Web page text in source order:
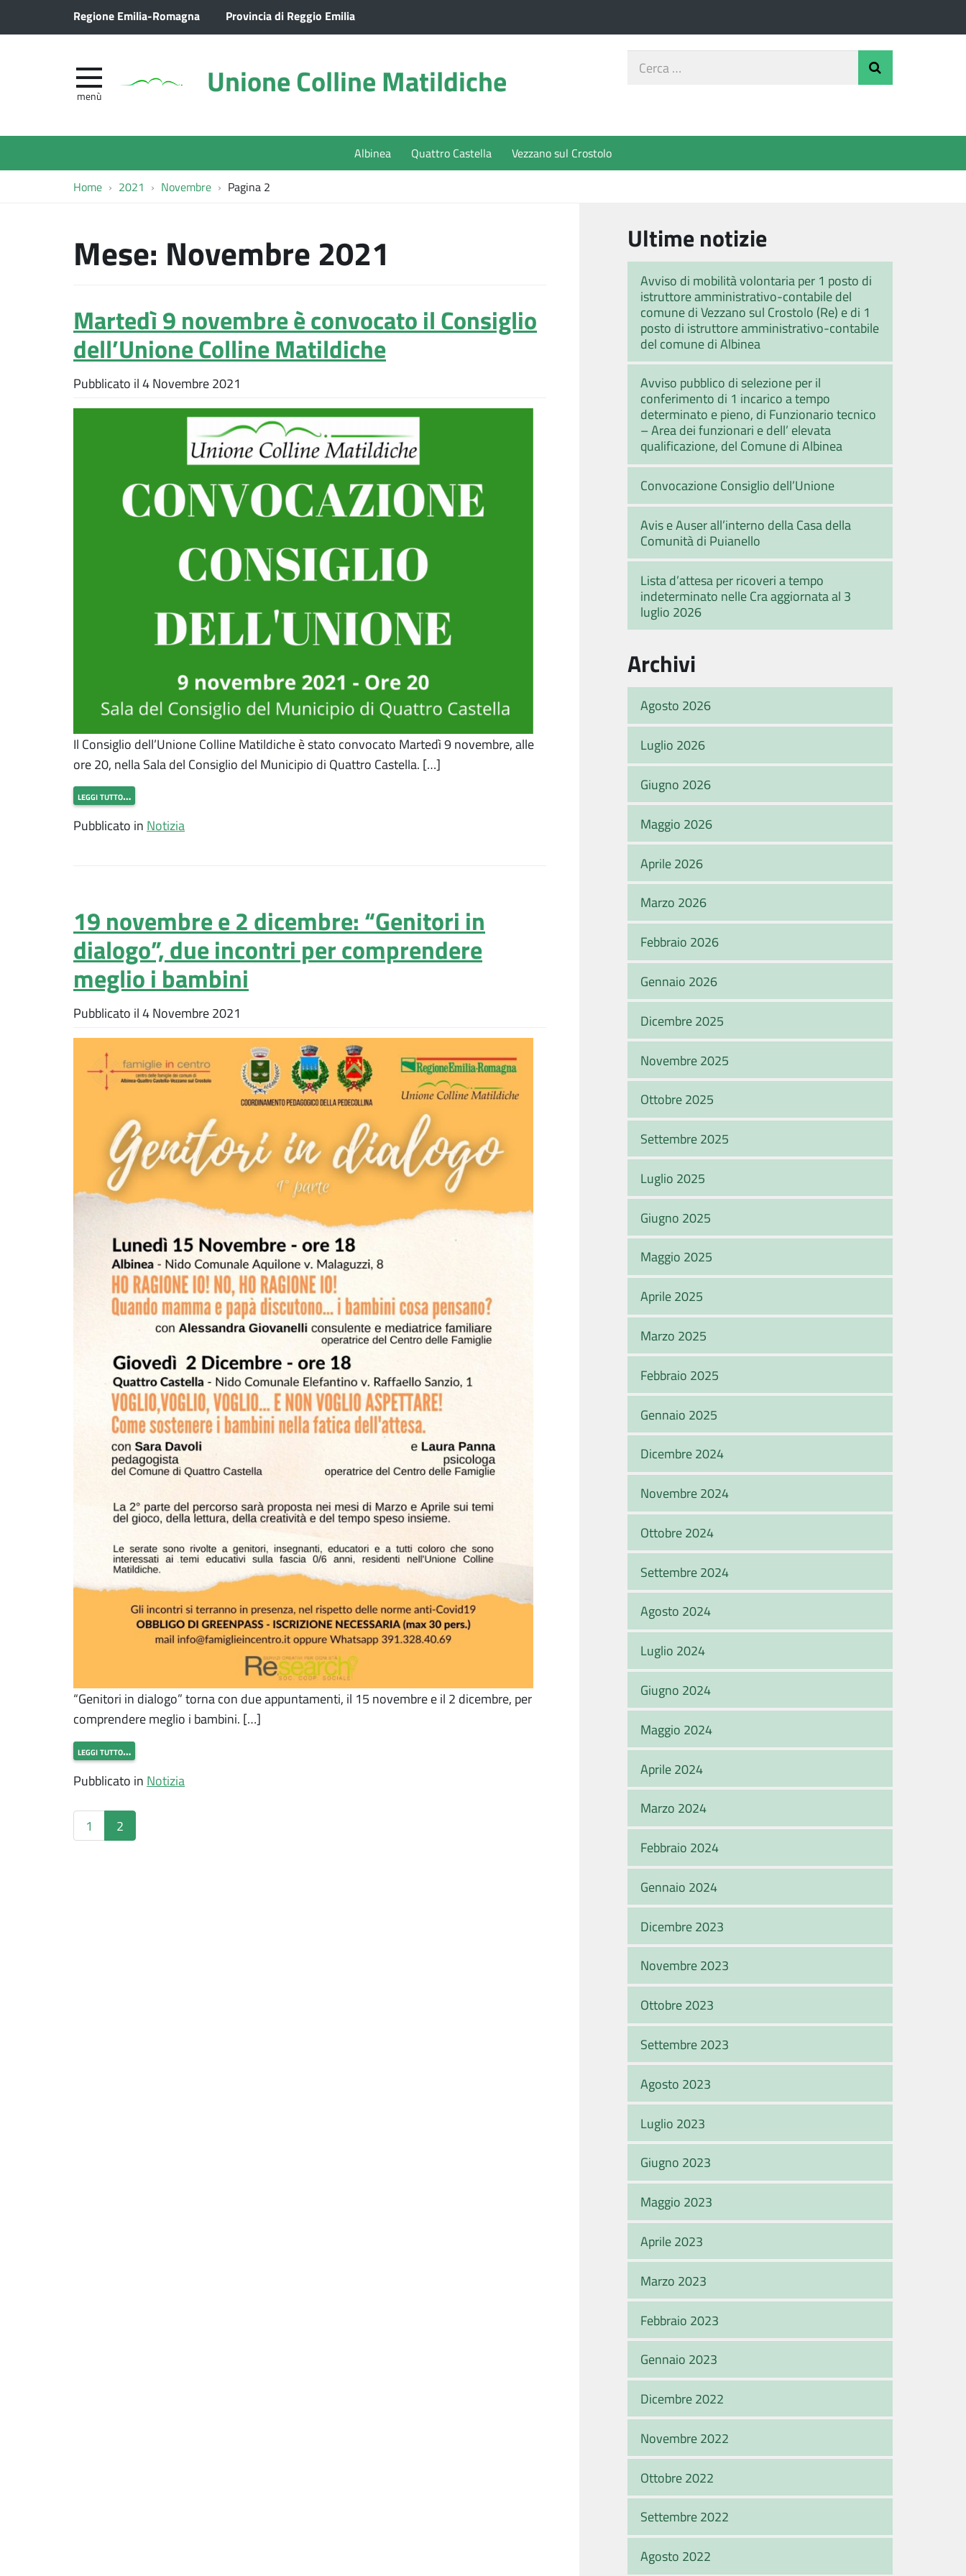
Regione Emilia-Romagna Provincia di Reggio Emilia
Unione Colline Matildiche
menù
Cerca
Albinea Quattro Castella Vezzano sul Crostolo
Home 2021 Novembre Pagina 2
Mese: Novembre 2021
Martedì 9 novembre è convocato il Consiglio
dell’Unione Colline Matildiche
Pubblicato il 4 Novembre 2021
Il Consiglio dell’Unione Colline Matildiche è stato convocato Martedì 9 novembre, alle
ore 20, nella Sala del Consiglio del Municipio di Quattro Castella. […]
leggi tutto…
Pubblicato in Notizia
19 novembre e 2 dicembre: “Genitori in
dialogo”, due incontri per comprendere
meglio i bambini
Pubblicato il 4 Novembre 2021
“Genitori in dialogo” torna con due appuntamenti, il 15 novembre e il 2 dicembre, per
comprendere meglio i bambini. […]
leggi tutto…
Pubblicato in Notizia
1 2
Ultime notizie
Avviso di mobilità volontaria per 1 posto di
istruttore amministrativo-contabile del
comune di Vezzano sul Crostolo (Re) e di 1
posto di istruttore amministrativo-contabile
del comune di Albinea
Avviso pubblico di selezione per il
conferimento di 1 incarico a tempo
determinato e pieno, di Funzionario tecnico
– Area dei funzionari e dell’ elevata
qualificazione, del Comune di Albinea
Convocazione Consiglio dell’Unione
Avis e Auser all’interno della Casa della
Comunità di Puianello
Lista d’attesa per ricoveri a tempo
indeterminato nelle Cra aggiornata al 3
luglio 2026
Archivi
Agosto 2026
Luglio 2026
Giugno 2026
Maggio 2026
Aprile 2026
Marzo 2026
Febbraio 2026
Gennaio 2026
Dicembre 2025
Novembre 2025
Ottobre 2025
Settembre 2025
Luglio 2025
Giugno 2025
Maggio 2025
Aprile 2025
Marzo 2025
Febbraio 2025
Gennaio 2025
Dicembre 2024
Novembre 2024
Ottobre 2024
Settembre 2024
Agosto 2024
Luglio 2024
Giugno 2024
Maggio 2024
Aprile 2024
Marzo 2024
Febbraio 2024
Gennaio 2024
Dicembre 2023
Novembre 2023
Ottobre 2023
Settembre 2023
Agosto 2023
Luglio 2023
Giugno 2023
Maggio 2023
Aprile 2023
Marzo 2023
Febbraio 2023
Gennaio 2023
Dicembre 2022
Novembre 2022
Ottobre 2022
Settembre 2022
Agosto 2022